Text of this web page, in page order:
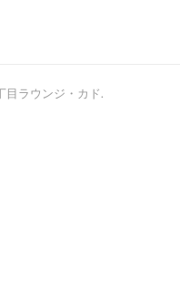
目ラウンジ・カド.